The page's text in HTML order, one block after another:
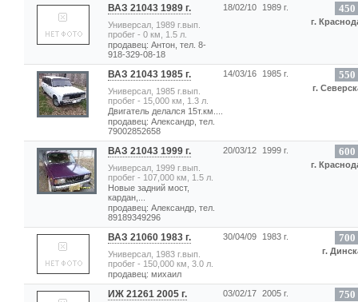
ВАЗ 21043 1989 г.
Универсал, 1989 г.вып.
пробег - 0 км, 1.5 л.
продавец: Антон, тел. 8-
918-329-08-18
18/02/10 1989 г. 450
г.
ВАЗ 21043 1985 г.
Универсал, 1985 г.вып.
пробег - 15,000 км, 1.3 л.
Двигатель делался 15т.км....
продавец: Александр, тел.
79002852658
14/03/16 1985 г. 550
г.
ВАЗ 21043 1999 г.
Универсал, 1999 г.вып.
пробег - 107,000 км, 1.5 л.
Новые задний мост,
кардан,...
продавец: Александр, тел.
89189349296
20/03/12 1999 г. 600
г.
ВАЗ 21060 1983 г.
Универсал, 1983 г.вып.
пробег - 150,000 км, 3.0 л.
продавец: михаил
30/04/09 1983 г. 700
г.
ИЖ 21261 2005 г. 03/02/17 2005 г. 750